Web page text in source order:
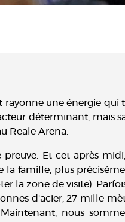
rayonne une énergie qui
déterminant, mais
Reale Arena.
Et cet après-
famille, plus
la zone de visite).
d'acier, 27 mille
nous